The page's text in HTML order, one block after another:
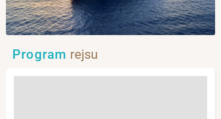
Program rejsu